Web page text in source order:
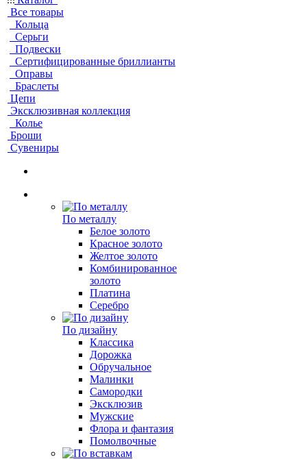
Все товары
Кольца
Серьги
Подвески
Сертифицированные бриллианты
Оправы
Браслеты
Цепи
Эксклюзивная коллекция
Колье
Броши
Сувениры
По металлу
Белое золото
Красное золото
Желтое золото
Комбинированное
золото
Платина
Серебро
По дизайну
Классика
Дорожка
Обручальное
Малинки
Самородки
Эксклюзив
Мужские
Флора и фантазия
Помолвочные